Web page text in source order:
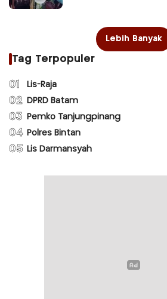
Lebih Banyak
Tag Terpopuler
01 Lis-Raja
02 DPRD Batam
03 Pemko Tanjungpinang
04 Polres Bintan
05 Lis Darmansyah